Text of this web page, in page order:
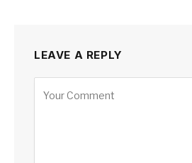
LEAVE A REPLY